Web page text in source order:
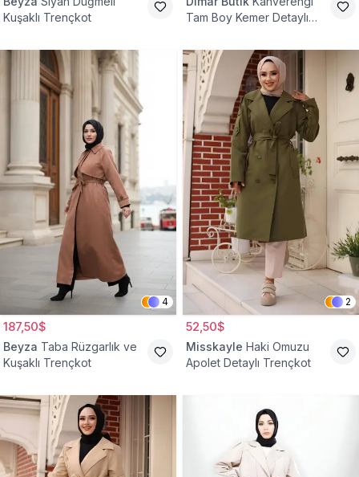
Kuşaklı Trençkot
Tam Boy Kemer Detaylı
4
187,50$
Beyza Taba Rüzgarlık ve
Kuşaklı Trençkot
2
52,50$
Misskayle Haki Omuzu
Apolet Detaylı Trençkot